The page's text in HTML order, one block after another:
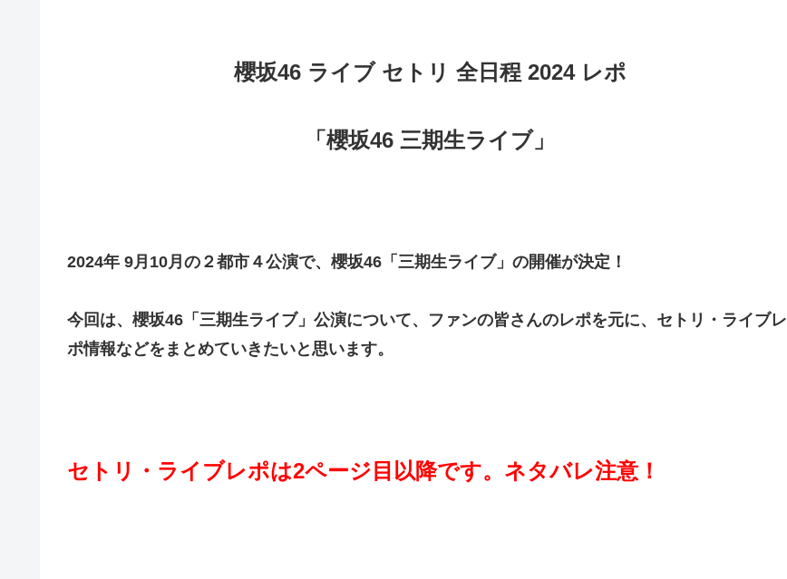
櫻坂46 ライブ セトリ 全日程 2024 レポ
「櫻坂46 三期生ライブ」
2024年 9月10月の２都市４公演で、櫻坂46「三期生ライブ」の開催が決定！
今回は、櫻坂46「三期生ライブ」公演について、ファンの皆さんのレポを元に、セトリ・ライブレ
ポ情報などをまとめていきたいと思います。
セトリ・ライブレポは2ページ目以降です。ネタバレ注意！